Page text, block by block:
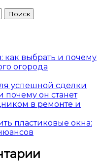
как выбрать и почему
огорода
успешной сделки
почему он станет
в ремонте и
пластиковые окна: